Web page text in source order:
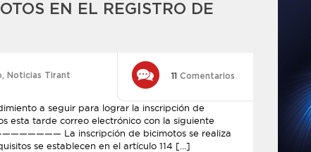
EN EL REGISTRO DE
, Noticias Tirant 11 Comentarios
a seguir para lograr la inscripción de
esta tarde correo electrónico con la siguiente
La inscripción de bicimotos se realiza
se establecen en el artículo 114 […]